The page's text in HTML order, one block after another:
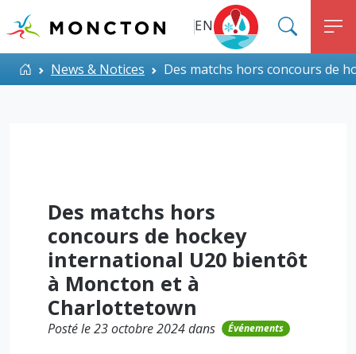
Top Menu
EN
ALERT MONCTON
Accueil
News & Notices Des matchs hors concours de
Des matchs hors
concours de hockey
international U20 bientôt
à Moncton et à
Charlottetown
Posté le 23 octobre 2024 dans Événements